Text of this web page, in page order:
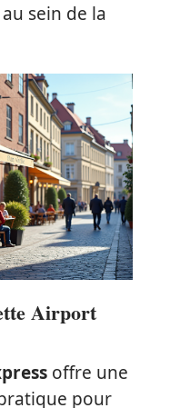
sein de la
Airport
offre une
pour